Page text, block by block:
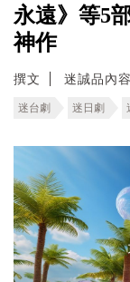
永遠》等5
神作
撰文 迷誠品內
迷台劇 迷日劇